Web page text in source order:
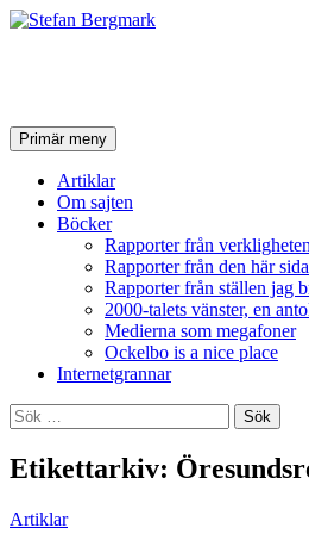
SökPrimär meny Hoppa
till
innehåll
Artiklar
Om sajten
Böcker
Rapporter från
Rapporter från den här
Rapporter från ställen jag
2000-talets vänster, en
Medierna som megafoner
Ockelbo is a nice place
Internetgrannar
Sök
efter:
Etikettarkiv:
Artiklar